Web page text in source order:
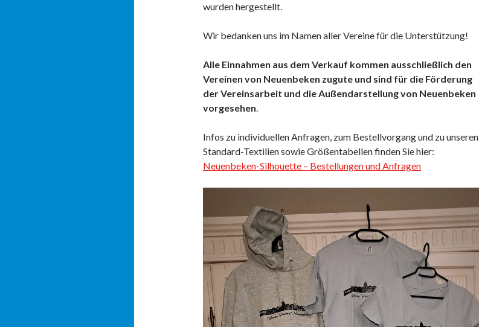
wurden hergestellt.
Wir bedanken uns im Namen aller Vereine für die Unterstützung!
Alle Einnahmen aus dem Verkauf kommen ausschließlich den
Vereinen von Neuenbeken zugute und sind für die Förderung
der Vereinsarbeit und die Außendarstellung von Neuenbeken
vorgesehen.
Infos zu individuellen Anfragen, zum Bestellvorgang und zu unseren
Standard-Textilien sowie Größentabellen finden Sie hier:
Neuenbeken-Silhouette – Bestellungen und Anfragen